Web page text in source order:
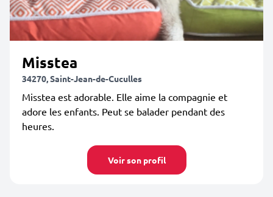
Misstea
34270, Saint-Jean-de-Cuculles
Misstea est adorable. Elle aime la compagnie et
adore les enfants. Peut se balader pendant des
heures.
Voir son profil